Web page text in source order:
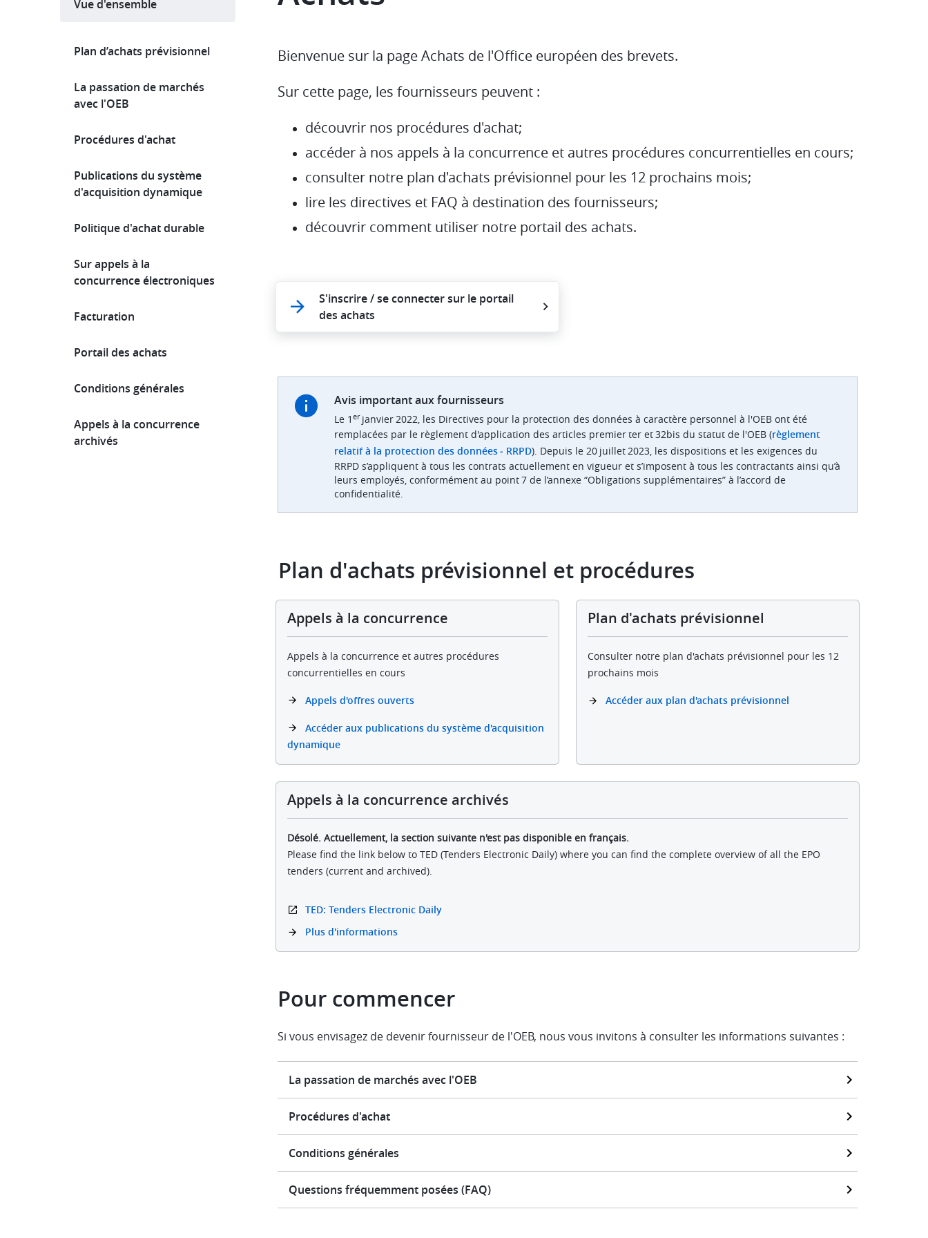
Vue d'ensemble
navigation
Plan d’achats prévisionnel
La passation de marchés
avec l'OEB
Procédures d'achat
Publications du système
d'acquisition dynamique
Politique d'achat durable
Sur appels à la
concurrence électroniques
Facturation
Portail des achats
Conditions générales
Appels à la concurrence
archivés
Bienvenue sur la page Achats de l'Office européen des brevets.
Sur cette page, les fournisseurs peuvent :
découvrir nos procédures d'achat;
accéder à nos appels à la concurrence et autres procédures concurrentielles en cours;
consulter notre plan d'achats prévisionnel pour les 12 prochains mois;
lire les directives et FAQ à destination des fournisseurs;
découvrir comment utiliser notre portail des achats.
S'inscrire / se connecter sur le portail
des achats
Avis important aux fournisseurs
Le 1 erjanvier 2022, les Directives pour la protection des données à caractère personnel à l'OEB ont été
remplacées par le règlement d'application des articles premier ter et 32bis du statut de l'OEB (règlement
relatif à la protection des données ‒ RRPD). Depuis le 20 juillet 2023, les dispositions et les exigences du
RRPD s’appliquent à tous les contrats actuellement en vigueur et s’imposent à tous les contractants ainsi qu’à
leurs employés, conformément au point 7 de l’annexe “Obligations supplémentaires” à l’accord de
confidentialité.
Plan d'achats prévisionnel et procédures
Appels à la concurrence
Appels à la concurrence et autres procédures
concurrentielles en cours
Appels d'offres ouverts
Accéder aux publications du système d'acquisition
dynamique
Plan d'achats prévisionnel
Consulter notre plan d'achats prévisionnel pour les 12
prochains mois
Accéder aux plan d'achats prévisionnel
Appels à la concurrence archivés
Désolé. Actuellement, la section suivante n'est pas disponible en français.
Please find the link below to TED (Tenders Electronic Daily) where you can find the complete overview of all the EPO
tenders (current and archived).
TED: Tenders Electronic Daily
Plus d'informations
Pour commencer
Si vous envisagez de devenir fournisseur de l'OEB, nous vous invitons à consulter les informations suivantes :
La passation de marchés avec l'OEB
Procédures d'achat
Conditions générales
Questions fréquemment posées (FAQ)